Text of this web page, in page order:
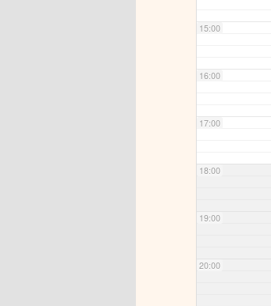
15:00
16:00
17:00
18:00
19:00
20:00